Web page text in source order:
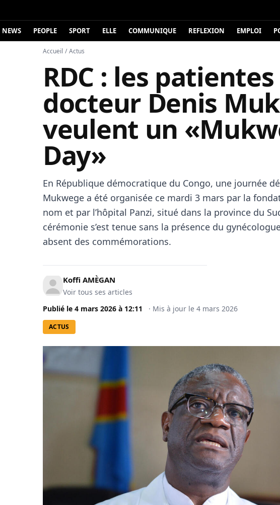
NEWS PEOPLE SPORT ELLE COMMUNIQUE REFLEXION EMPLOI
Accueil / Actus
RDC : les
docteur Denis
veulent un
Day»
En République démocratique du Congo, une journée
Mukwege a été organisée ce mardi 3 mars par la
nom et par l’hôpital Panzi, situé dans la province du
cérémonie s’est tenue sans la présence du
absent des commémorations.
Koffi AMÈGAN
Voir tous ses articles
Publié le 4 mars 2026 à 12:11 · Mis à jour le 4 mars 2026
ACTUS